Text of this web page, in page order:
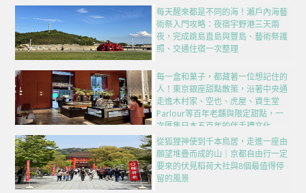
每天醒來都是不同的海！瀨戶內海藝
術祭入門攻略：夜宿宇野港三天兩
夜，完成跳島直島與豐島、藝術祭護
照、交通住宿一次整理
每一盒和菓子，都藏著一位想記住的
人！東京銀座甜點散策，沿著中央通
走進木村家、空也、虎屋、資生堂
Parlour等百年老舖與限定甜點，一
次匯集日本五百年的伴手禮文化
從狐狸神使到千本鳥居，走進一座由
願望堆疊而成的山｜京都自由行一定
要來的伏見稻荷大社與8個最值得停
留的風景